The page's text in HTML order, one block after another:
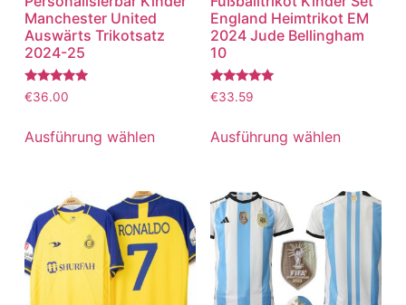
Manchester United
Auswärts Trikotsatz
2024-25
Bewertet
mit
von 5
€36.00
Ausführung wählen
England Heimtrikot EM
2024 Jude Bellingham
10
Bewertet
mit
von 5
€33.59
Ausführung wählen